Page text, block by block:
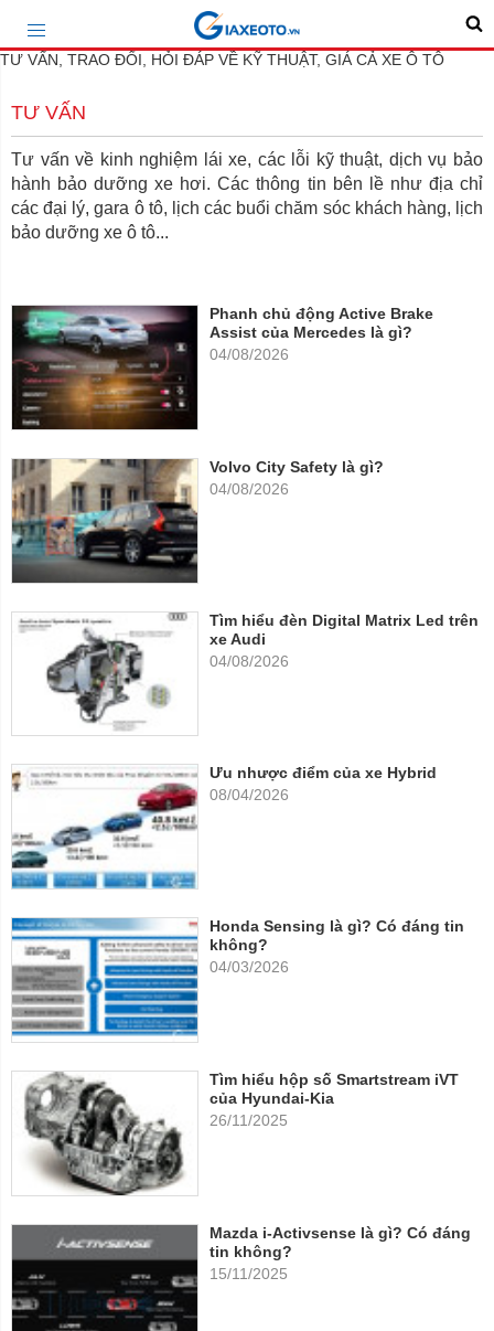
TƯ VẤN, TRAO ĐỔI, HỎI ĐÁP VỀ KỸ THUẬT, GIÁ CẢ XE Ô TÔ
TƯ VẤN
Tư vấn về kinh nghiệm lái xe, các lỗi kỹ thuật, dịch vụ bảo
hành bảo dưỡng xe hơi. Các thông tin bên lề như địa chỉ
các đại lý, gara ô tô, lịch các buổi chăm sóc khách hàng, lịch
bảo dưỡng xe ô tô...
Phanh chủ động Active Brake
Assist của Mercedes là gì?
04/08/2026
Volvo City Safety là gì?
04/08/2026
Tìm hiểu đèn Digital Matrix Led trên
xe Audi
04/08/2026
Ưu nhược điểm của xe Hybrid
08/04/2026
Honda Sensing là gì? Có đáng tin
không?
04/03/2026
Tìm hiểu hộp số Smartstream iVT
của Hyundai-Kia
26/11/2025
Mazda i-Activsense là gì? Có đáng
tin không?
15/11/2025